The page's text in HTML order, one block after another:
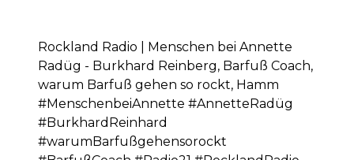
Rockland Radio | Menschen bei Annette
Radüg - Burkhard Reinberg, Barfuß Coach,
warum Barfuß gehen so rockt, Hamm
#MenschenbeiAnnette #AnnetteRadüg
#BurkhardReinhard
#warumBarfußgehensorockt